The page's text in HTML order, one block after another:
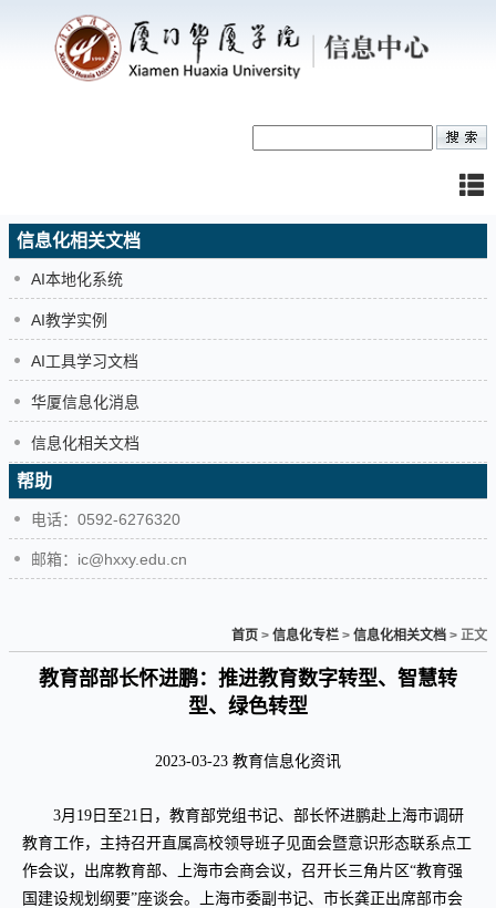
信息化相关文档
AI本地化系统
AI教学实例
AI工具学习文档
华厦信息化消息
信息化相关文档
帮助
电话：0592-6276320
邮箱：ic@hxxy.edu.cn
首页 > 信息化专栏 > 信息化相关文档 > 正文
教育部部长怀进鹏：推进教育数字转型、智慧转
型、绿色转型
2023-03-23 教育信息化资讯
3月19日至21日，教育部党组书记、部长怀进鹏赴上海市调研
教育工作，主持召开直属高校领导班子见面会暨意识形态联系点工
作会议，出席教育部、上海市会商会议，召开长三角片区“教育强
国建设规划纲要”座谈会。上海市委副书记、市长龚正出席部市会